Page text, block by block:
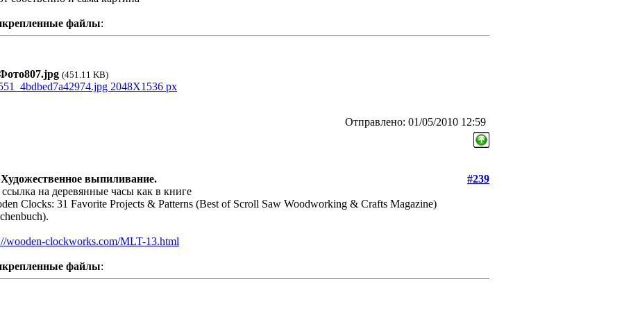
файлы:
(451.11 KB)
Отправлено: 01/05/2010 12:59
выпиливание.
#239
на деревянные часы как в книге
Clocks: 31 Favorite Projects & Patterns (Best of Scroll Saw Woodworking & Crafts Magazine)
wooden-clockworks.com/MLT-13.html
файлы: